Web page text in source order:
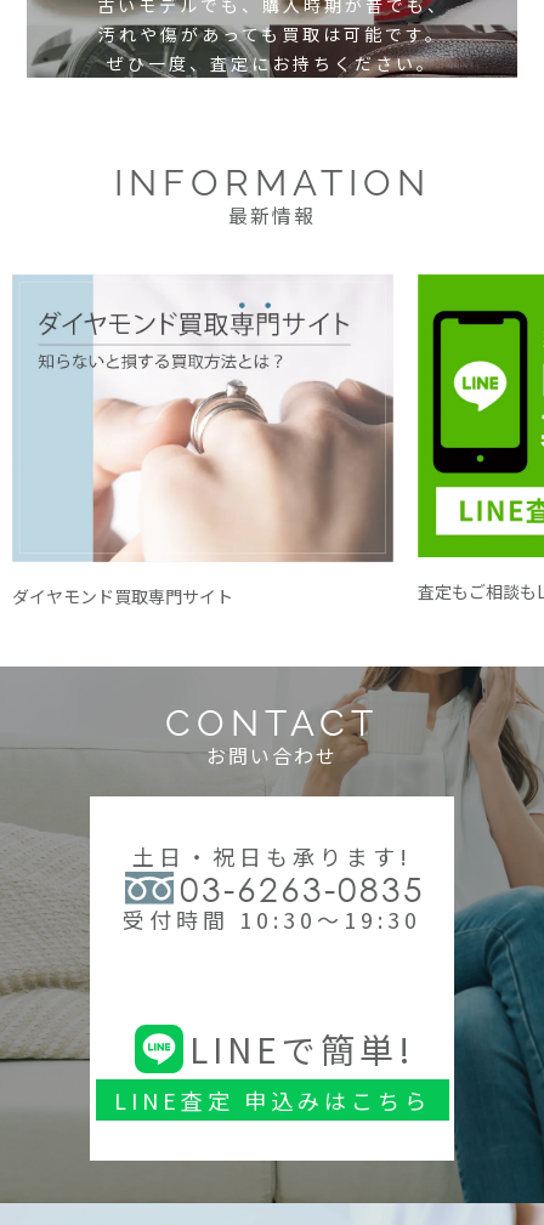
古いモデルでも、購入時期が昔でも、
汚れや傷があっても買取は可能です。
ぜひ一度、査定にお持ちください。
INFORMATION
最新情報
ダイヤモンド買取専門サイト 査定もご相談も
CONTACT
お問い合わせ
土日・祝日も承ります!
03-6263-0835
受付時間 10:30～19:30
LINEで簡単!
LINE査定 申込みはこちら